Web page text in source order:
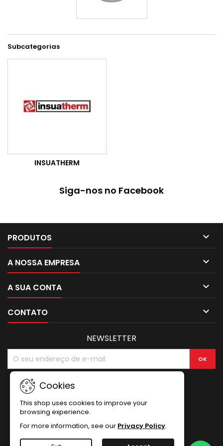
Subcategorias
INSUATHERM
Siga-nos no Facebook
PRODUTOS 
A NOSSA EMPRESA 
A SUA CONTA 
CONTATO 
Cookies
This shop uses cookies to improve your
browsing experience.
For more information, see our Privacy Policy.
NEWSLETTER